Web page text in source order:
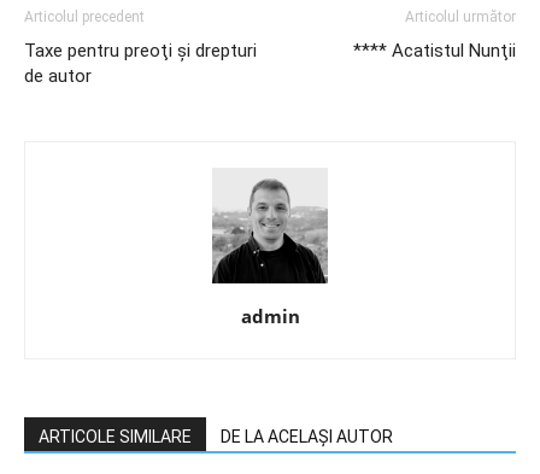
Articolul precedent
Taxe pentru preoţi şi drepturi
de autor
Articolul următor
**** Acatistul Nunţii
admin
ARTICOLE SIMILARE DE LA ACELAȘI AUTOR